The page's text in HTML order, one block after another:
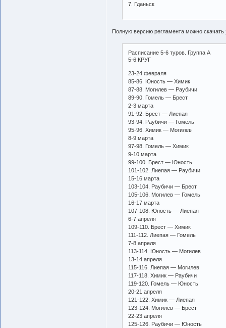
7. Гданьск
Полную версию регламента можно скачать
Расписание 5-6 туров. Группа А
5-6 КРУГ
23-24 февраля
85-86. Юность — Химик
87-88. Могилев — Раубичи
89-90. Гомель — Брест
2-3 марта
91-92. Брест — Лиепая
93-94. Раубичи — Гомель
95-96. Химик — Могилев
8-9 марта
97-98. Гомель — Химик
9-10 марта
99-100. Брест — Юность
101-102. Лиепая — Раубичи
15-16 марта
103-104. Раубичи — Брест
105-106. Могилев — Гомель
16-17 марта
107-108. Юность — Лиепая
6-7 апреля
109-110. Брест — Химик
111-112. Лиепая — Гомель
7-8 апреля
113-114. Юность — Могилев
13-14 апреля
115-116. Лиепая — Могилев
117-118. Химик — Раубичи
119-120. Гомель — Юность
20-21 апреля
121-122. Химик — Лиепая
123-124. Могилев — Брест
22-23 апреля
125-126. Раубичи — Юность